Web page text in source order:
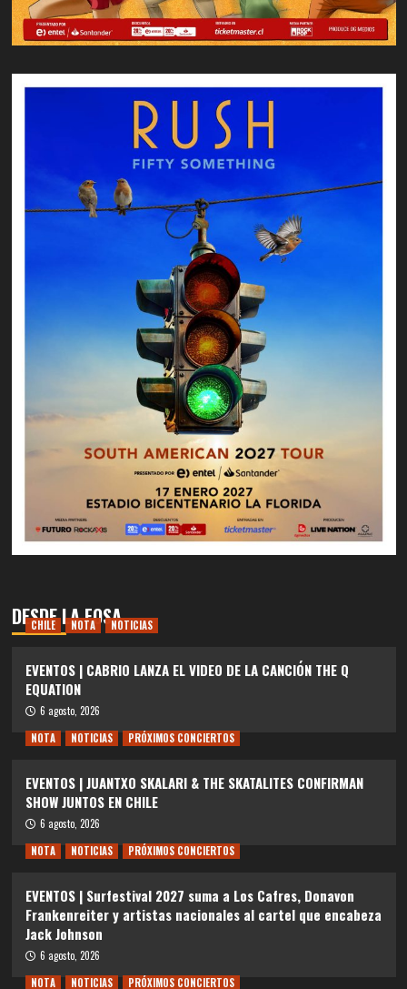
DESDE LA FOSA
CHILE NOTA NOTICIAS
EVENTOS | CABRIO LANZA EL VIDEO DE LA CANCIÓN THE Q
EQUATION
6 agosto, 2026
NOTA
NOTICIAS PRÓXIMOS CONCIERTOS
EVENTOS | JUANTXO SKALARI & THE SKATALITES CONFIRMAN
SHOW JUNTOS EN CHILE
6 agosto, 2026
NOTA
NOTICIAS PRÓXIMOS CONCIERTOS
EVENTOS | Surfestival 2027 suma a Los Cafres, Donavon
Frankenreiter y artistas nacionales al cartel que encabeza
Jack Johnson
6 agosto, 2026
NOTA
NOTICIAS PRÓXIMOS CONCIERTOS